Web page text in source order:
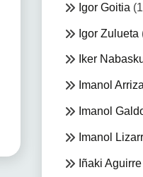
Igor Goitia
Igor Zulueta
Iker
Imanol
Imanol
Imanol
Iñaki Aguirre